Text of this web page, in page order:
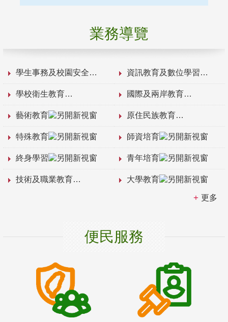
業務導覽
學生事務及校園安全 資訊教育及數位學習
學校衛生教育 國際及兩岸教育
藝術教育 原住民族教育
特殊教育 師資培育
終身學習 青年培育
技術及職業教育 大學教育
更多
便民服務